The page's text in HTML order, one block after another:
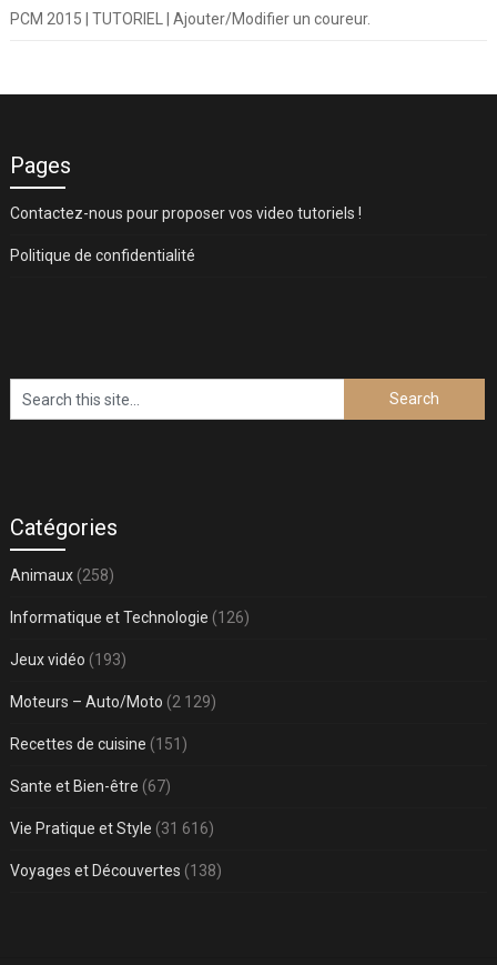
PCM 2015 | TUTORIEL | Ajouter/Modifier un coureur.
Pages
Contactez-nous pour proposer vos video tutoriels !
Politique de confidentialité
Catégories
Animaux(258)
Informatique et Technologie (126)
Jeux vidéo (193)
Moteurs – Auto/Moto (2 129)
Recettes de cuisine (151)
Sante et Bien-être (67)
Vie Pratique et Style (31 616)
Voyages et Découvertes (138)